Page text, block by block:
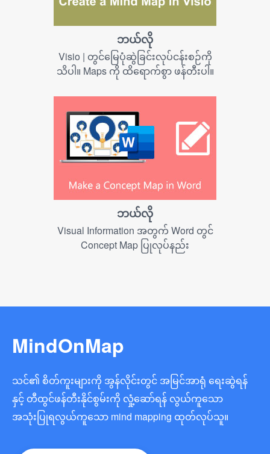
ဘယ်လို
Visio | တွင်မြေပုံဆွဲခြင်းလုပ်ငန်းစဉ်ကို
သိပါ။ Maps ကို ထိရောက်စွာ ဖန်တီးပါ။
ဘယ်လို
Visual Information အတွက် Word တွင်
Concept Map ပြုလုပ်နည်း
MindOnMap
သင်၏ စိတ်ကူးများကို အွန်လိုင်းတွင် အမြင်အာရုံ ရေးဆွဲရန်
နှင့် တီထွင်ဖန်တီးနိုင်စွမ်းကို လှုံ့ဆော်ရန် လွယ်ကူသော
အသုံးပြုရလွယ်ကူသော mind mapping ထုတ်လုပ်သူ။